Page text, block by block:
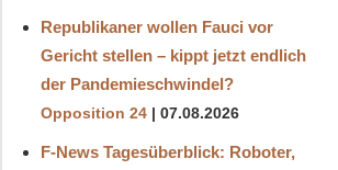
Republikaner wollen Fauci vor
Gericht stellen – kippt jetzt endlich
der Pandemieschwindel?
Opposition 24 07.08.2026
F-News Tagesüberblick: Roboter,